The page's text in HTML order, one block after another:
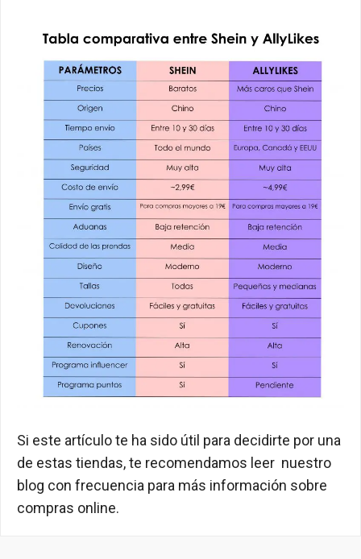
Si este artículo te ha sido útil para decidirte por una
de estas tiendas, te recomendamos leer nuestro
blog con frecuencia para más información sobre
compras online.